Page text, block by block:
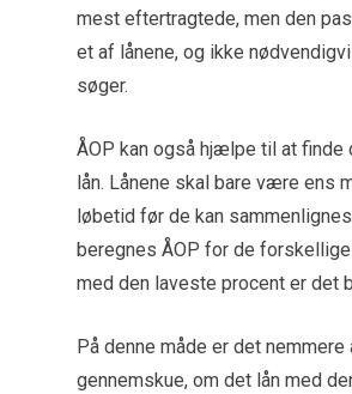
mest eftertragtede, men den
et af lånene, og ikke
søger.
ÅOP kan også hjælpe til at finde
lån. Lånene skal bare være ens
løbetid før de kan
beregnes ÅOP for de
med den laveste procent er det
På denne måde er det nemmere
gennemskue, om det lån med